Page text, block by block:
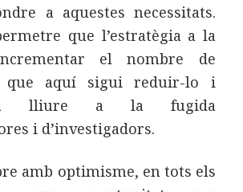
a aquestes necessitats.
que l’estratègia a la
el nombre de
que aquí sigui reduir-lo i
lliure a la fugida
i d’investigadors.
amb optimisme, en tots els